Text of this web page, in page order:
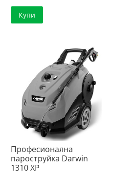
Купи
Професионална
пароструйка Darwin
1310 XP